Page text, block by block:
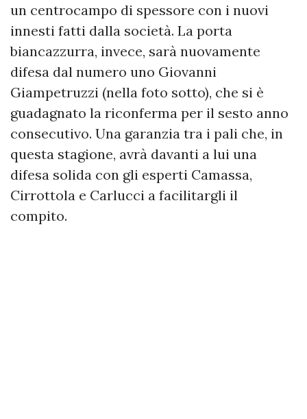
un centrocampo di spessore con i nuovi
innesti fatti dalla società. La porta
biancazzurra, invece, sarà nuovamente
difesa dal numero uno Giovanni
Giampetruzzi (nella foto sotto), che si è
guadagnato la riconferma per il sesto anno
consecutivo. Una garanzia tra i pali che, in
questa stagione, avrà davanti a lui una
difesa solida con gli esperti Camassa,
Cirrottola e Carlucci a facilitargli il
compito.